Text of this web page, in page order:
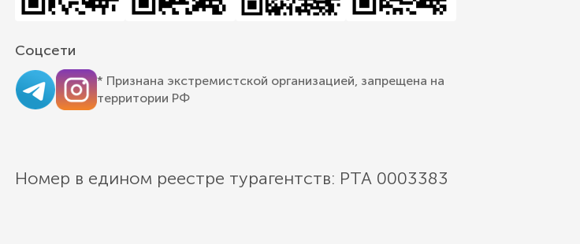
Соцсети
* Признана экстремистской организацией, запрещена на
территории РФ
Номер в едином реестре турагентств: РТА 0003383